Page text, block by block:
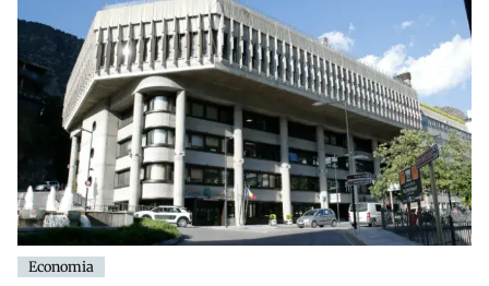
Economia